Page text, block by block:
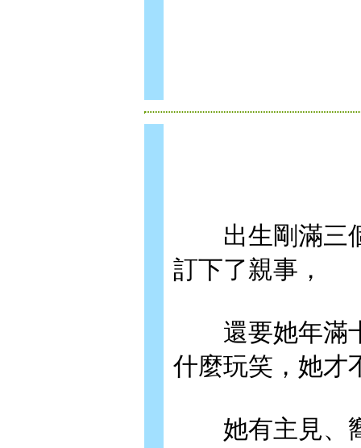
出生剛滿三個
訂下了親事，
還要她年滿十
什麼玩笑，她才
她有主見、嚮